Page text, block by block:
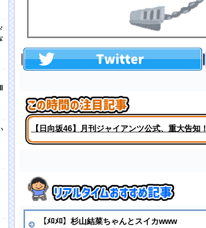
【日向坂46】月刊ジャイアンツ公式、重大告知！
【ﾒﾛﾒﾛ】杉山結菜ちゃんとスイカwww